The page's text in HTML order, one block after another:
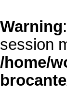
Warning
session
/home/